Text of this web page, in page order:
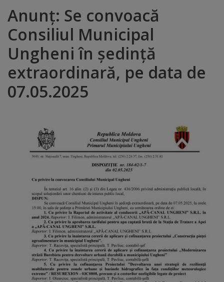
brand
Orașe
înfrățite
Distincții
onoare
ai
titlului
„Merite
pentru
Ungheni”
Anunț: Se convoacă
Consiliul Municipal
Ungheni în şedinţă
extraordinară, pe data de
07.05.2025